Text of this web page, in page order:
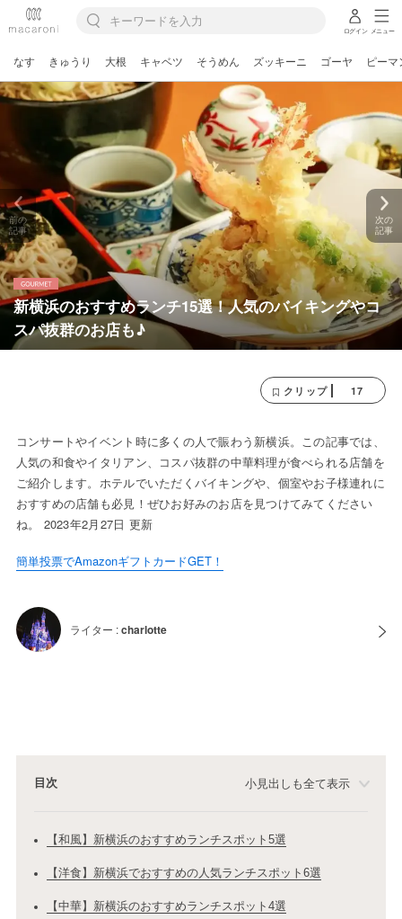
ログイン メニュー
なす きゅうり 大根 キャベツ そうめん ズッキーニ ゴーヤ ピーマ
新横浜のおすすめランチ15選！人気のバイキングやコ
スパ抜群のお店も♪
前の
記事
次の
記事
クリップ 17
コンサートやイベント時に多くの人で賑わう新横浜。この記事では、
人気の和食やイタリアン、コスパ抜群の中華料理が食べられる店舗を
ご紹介します。ホテルでいただくバイキングや、個室やお子様連れに
おすすめの店舗も必見！ぜひお好みのお店を見つけてみてください
ね。 2023年2月27日 更新
簡単投票でAmazonギフトカードGET！
ライター :charlotte
目次 小見出しも全て表示
【和風】新横浜のおすすめランチスポット5選
【洋食】新横浜でおすすめの人気ランチスポット6選
【中華】新横浜のおすすめランチスポット4選